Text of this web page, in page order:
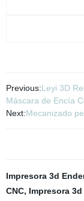
Previous:Leyi 3D
Máscara de Encía
Next:Mecanizado
Impresora 3d
CNC, Impresora